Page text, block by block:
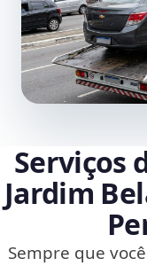
Serviços
Jardim
Sempre que